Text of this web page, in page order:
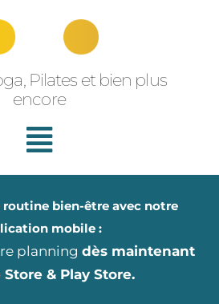
Pilates et bien plus
encore
bien-être avec notre
mobile :
planning dès maintenant
& Play Store.